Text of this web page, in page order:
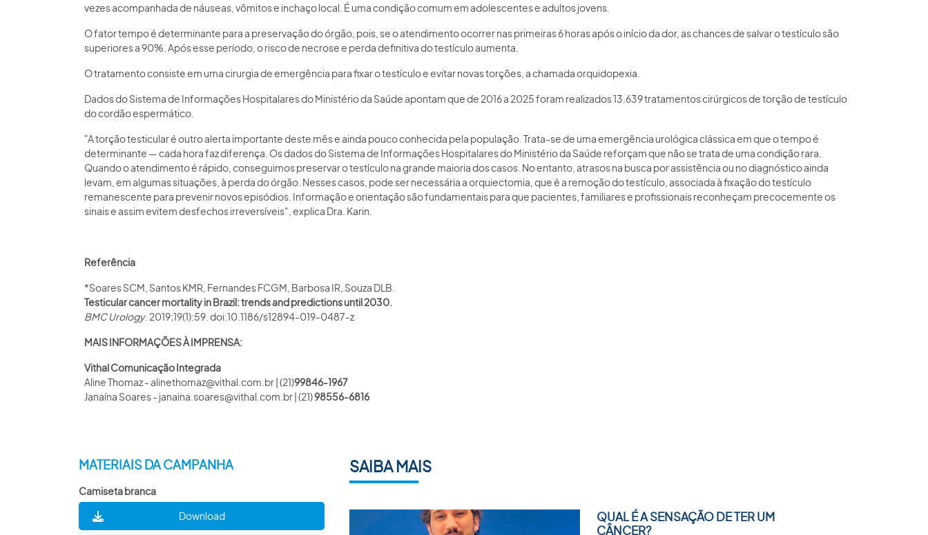
vezes acompanhada de náuseas, vômitos e inchaço local. É uma condição comum em adolescentes e adultos jovens.
O fator tempo é determinante para a preservação do órgão, pois, se o atendimento ocorrer nas primeiras 6 horas após o início da dor, as chances de salvar o testículo são
superiores a 90%. Após esse período, o risco de necrose e perda definitiva do testículo aumenta.
O tratamento consiste em uma cirurgia de emergência para fixar o testículo e evitar novas torções, a chamada orquidopexia.
Dados do Sistema de Informações Hospitalares do Ministério da Saúde apontam que de 2016 a 2025 foram realizados 13.639 tratamentos cirúrgicos de torção de testículo
do cordão espermático.
"A torção testicular é outro alerta importante deste mês e ainda pouco conhecida pela população. Trata-se de uma emergência urológica clássica em que o tempo é
determinante — cada hora faz diferença. Os dados do Sistema de Informações Hospitalares do Ministério da Saúde reforçam que não se trata de uma condição rara.
Quando o atendimento é rápido, conseguimos preservar o testículo na grande maioria dos casos. No entanto, atrasos na busca por assistência ou no diagnóstico ainda
levam, em algumas situações, à perda do órgão. Nesses casos, pode ser necessária a orquiectomia, que é a remoção do testículo, associada à fixação do testículo
remanescente para prevenir novos episódios. Informação e orientação são fundamentais para que pacientes, familiares e profissionais reconheçam precocemente os
sinais e assim evitem desfechos irreversíveis", explica Dra. Karin.
Referência
*Soares SCM, Santos KMR, Fernandes FCGM, Barbosa IR, Souza DLB.
Testicular cancer mortality in Brazil: trends and predictions until 2030.
BMC Urology. 2019;19(1):59. doi:10.1186/s12894-019-0487-z
MAIS INFORMAÇÕES À IMPRENSA:
Vithal Comunicação Integrada
Aline Thomaz - alinethomaz@vithal.com.br | (21)99846-1967
Janaína Soares - janaina.soares@vithal.com.br | (21)98556-6816
MATERIAIS DA CAMPANHA
Camiseta branca
Download
SAIBA MAIS
QUAL É A SENSAÇÃO DE TER UM
CÂNCER?